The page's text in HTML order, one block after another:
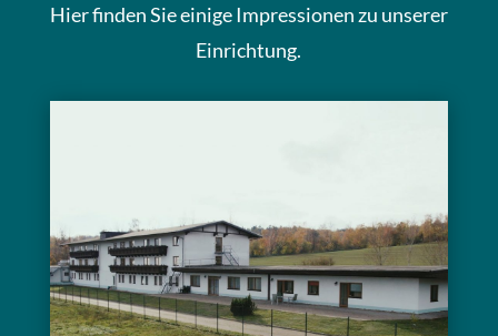
Hier finden Sie einige Impressionen zu unserer
Einrichtung.